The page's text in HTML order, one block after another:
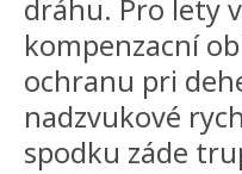
dráhu. Pro lety
kompenzacní
ochranu pri
nadzvukové
spodku záde